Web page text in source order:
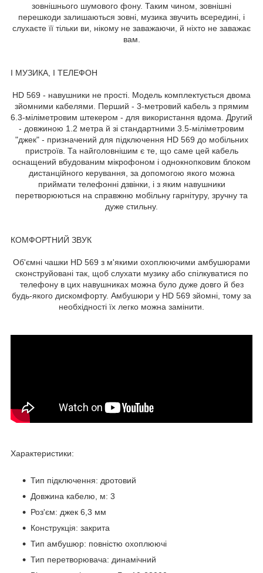
зовнішнього шумового фону. Таким чином, зовнішні
перешкоди залишаються зовні, музика звучить всередині, і
слухаєте її тільки ви, нікому не заважаючи, й ніхто не заважає
вам.
І МУЗИКА, І ТЕЛЕФОН
HD 569 - навушники не прості. Модель комплектується двома
зйомними кабелями. Перший - 3-метровий кабель з прямим
6.3-міліметровим штекером - для використання вдома. Другий
- довжиною 1.2 метра й зі стандартними 3.5-міліметровим
"джек" - призначений для підключення HD 569 до мобільних
пристроїв. Та найголовнішим є те, що саме цей кабель
оснащений вбудованим мікрофоном і однокнопковим блоком
дистанційного керування, за допомогою якого можна
приймати телефонні дзвінки, і з яким навушники
перетворюються на справжню мобільну гарнітуру, зручну та
дуже стильну.
КОМФОРТНИЙ ЗВУК
Об'ємні чашки HD 569 з м'якими охоплюючими амбушюрами
сконструйовані так, щоб слухати музику або спілкуватися по
телефону в цих навушниках можна було дуже довго й без
будь-якого дискомфорту. Амбушюри у HD 569 зйомні, тому за
необхідності їх легко можна замінити.
Характеристики:
Тип підключення: дротовий
Довжина кабелю, м: 3
Роз'єм: джек 6,3 мм
Конструкція: закрита
Тип амбушюр: повністю охоплюючі
Тип перетворювача: динамічний